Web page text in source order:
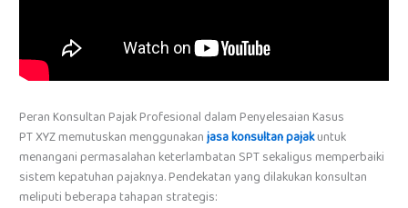
Peran Konsultan Pajak Profesional dalam Penyelesaian Kasus
PT XYZ memutuskan menggunakanjasa konsultan pajakuntuk
menangani permasalahan keterlambatan SPT sekaligus memperbaiki
sistem kepatuhan pajaknya. Pendekatan yang dilakukan konsultan
meliputi beberapa tahapan strategis: